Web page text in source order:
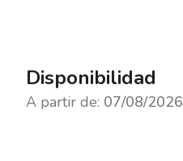
Disponibilidad
A partir de: 07/08/2026